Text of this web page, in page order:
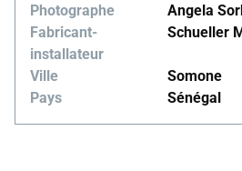
Photographe
Angela
Fabricant-
installateur
Schueller
Ville
Somone
Pays
Sénégal